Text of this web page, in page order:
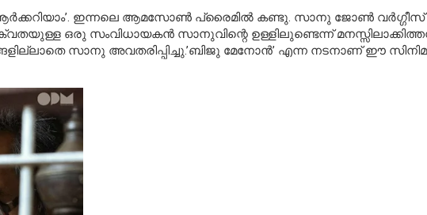
ഇന്നലെ ആമസോണ്‍ പ്രൈമില്‍ കണ്ടു. സാനു ജോണ്‍ വര്‍ഗ്ഗീസ്
ഒരു സംവിധായകന്‍ സാനുവിന്റെ ഉള്ളിലുണ്ടെന്ന്
സാനു അവതരിപ്പിച്ചു.’ബിജു മേനോന്‍’ എന്ന നടനാണ് ഈ